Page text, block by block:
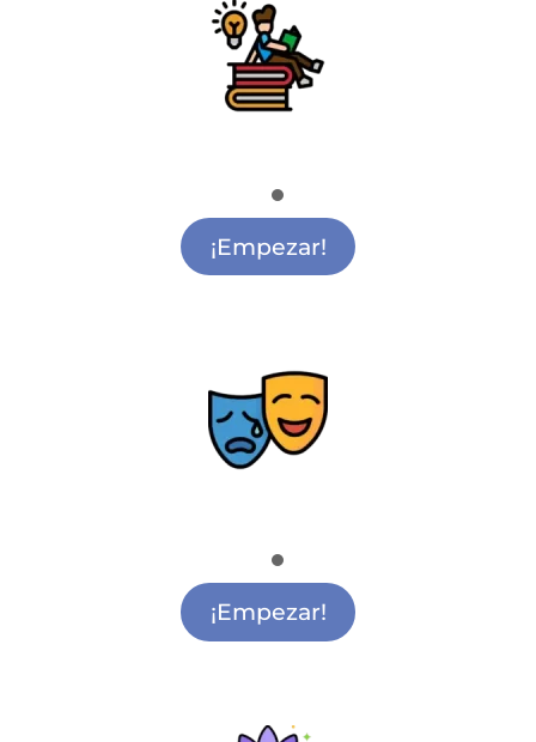
Apoyo Escolar Getafe
¡Empezar!
Academia de Teatro Getafe
¡Empezar!